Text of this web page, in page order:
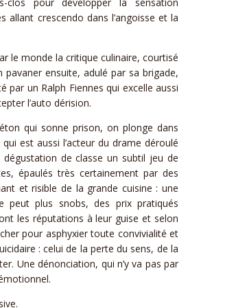
crescendo dans l’angoisse et la
le monde la critique culinaire, courtisé
ensuite, adulé par sa brigade,
par un Ralph Fiennes qui excelle aussi
l’auto dérision.
qui sonne prison, on plonge dans
est aussi l’acteur du drame déroulé
de classe un subtil jeu de
épaulés très certainement par des
et risible de la grande cuisine : une
peut plus snobs, des prix pratiqués
les réputations à leur guise et selon
pour asphyxier toute convivialité et
: celui de la perte du sens, de la
Une dénonciation, qui n’y va pas par